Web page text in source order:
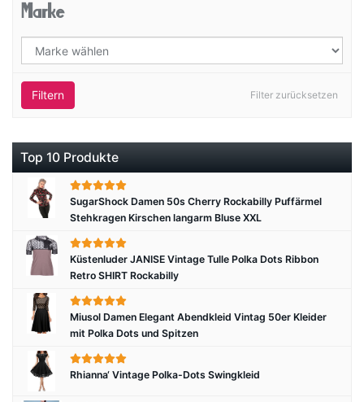
Marke
Filter zurücksetzen
Filtern
Top 10 Produkte
SugarShock Damen 50s Cherry Rockabilly Puffärmel
Stehkragen Kirschen langarm Bluse XXL
Küstenluder JANISE Vintage Tulle Polka Dots Ribbon
Retro SHIRT Rockabilly
Miusol Damen Elegant Abendkleid Vintag 50er Kleider
mit Polka Dots und Spitzen
Rhianna‘ Vintage Polka-Dots Swingkleid